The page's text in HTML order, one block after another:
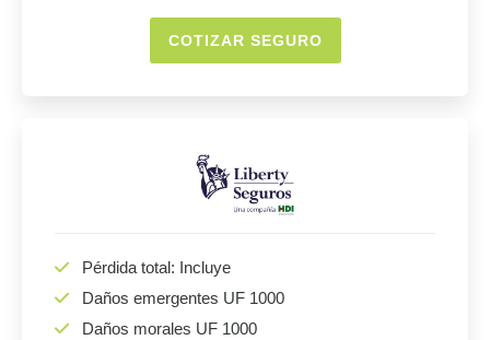
COTIZAR SEGURO
Pérdida total: Incluye
Daños emergentes UF 1000
Daños morales UF 1000